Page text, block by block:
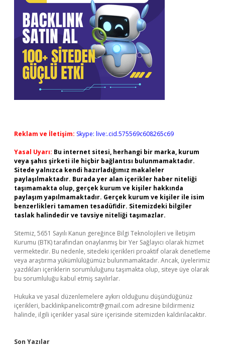
Reklam ve İletişim: Skype: live:.cid.575569c608265c69
Yasal Uyarı: Bu internet sitesi, herhangi bir marka, kurum
veya şahıs şirketi ile hiçbir bağlantısı bulunmamaktadır.
Sitede yalnızca kendi hazırladığımız makaleler
paylaşılmaktadır. Burada yer alan içerikler haber niteliği
taşımamakta olup, gerçek kurum ve kişiler hakkında
paylaşım yapılmamaktadır. Gerçek kurum ve kişiler ile isim
benzerlikleri tamamen tesadüfidir. Sitemizdeki bilgiler
taslak halindedir ve tavsiye niteliği taşımazlar.
Sitemiz, 5651 Sayılı Kanun gereğince Bilgi Teknolojileri ve İletişim
Kurumu (BTK) tarafından onaylanmış bir Yer Sağlayıcı olarak hizmet
vermektedir. Bu nedenle, sitedeki içerikleri proaktif olarak denetleme
veya araştırma yükümlülüğümüz bulunmamaktadır. Ancak, üyelerimiz
yazdıkları içeriklerin sorumluluğunu taşımakta olup, siteye üye olarak
bu sorumluluğu kabul etmiş sayılırlar.
Hukuka ve yasal düzenlemelere aykırı olduğunu düşündüğünüz
içerikleri, backlinkpanelicomtr@gmail.com adresine bildirmeniz
halinde, ilgili içerikler yasal süre içerisinde sitemizden kaldırılacaktır.
Son Yazılar